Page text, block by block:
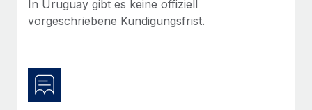
Niederlassungen
Benefits
Mühelose Verwaltung von Benefits
globalen Content-Agentur mit Remote
Auf einen Blick Erfahre mehr über die unglaubliche
Mehr erfahren
Den Blog erkunden
Neues zu Remote-Produkten: Integration mit
In Uruguay gibt es keine offiziell
vorgeschriebene Kündigungsfrist.